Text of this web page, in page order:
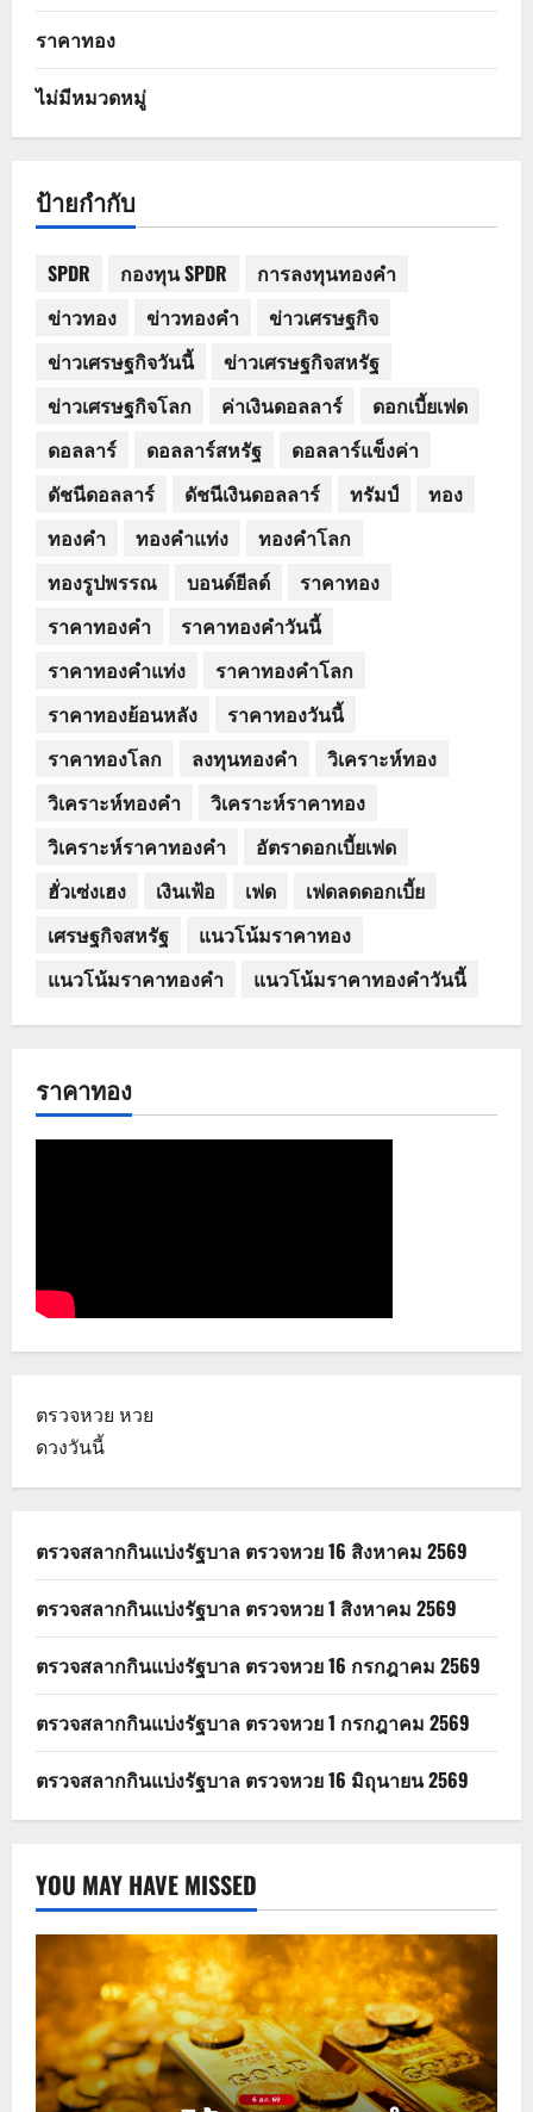
ราคาทอง
ไม่มีหมวดหมู่
ป้ายกำกับ
SPDR กองทุน SPDR
การลงทุนทองคำ
ข่าวทอง
ข่าวทองคำ
ข่าวเศรษฐกิจ
ข่าวเศรษฐกิจวันนี้
ข่าวเศรษฐกิจสหรัฐ
ข่าวเศรษฐกิจโลก
ค่าเงินดอลลาร์
ดอกเบี้ยเฟด
ดอลลาร์
ดอลลาร์สหรัฐ
ดอลลาร์แข็งค่า
ดัชนีดอลลาร์
ดัชนีเงินดอลลาร์ ทรัมป์
ทอง
ทองคำ
ทองคำแท่ง
ทองคำโลก
ทองรูปพรรณ
บอนด์ยีลด์
ราคาทอง
ราคาทองคำ
ราคาทองคำวันนี้
ราคาทองคำแท่ง
ราคาทองคำโลก
ราคาทองย้อนหลัง
ราคาทองวันนี้
ราคาทองโลก
ลงทุนทองคำ
วิเคราะห์ทอง
วิเคราะห์ทองคำ
วิเคราะห์ราคาทอง
วิเคราะห์ราคาทองคำ
อัตราดอกเบี้ยเฟด
ฮั่วเซ่งเฮง
เงินเฟ้อ เฟด
เฟดลดดอกเบี้ย
เศรษฐกิจสหรัฐ
แนวโน้มราคาทอง
แนวโน้มราคาทองคำ
แนวโน้มราคาทองคำวันนี้
ราคาทอง
ตรวจหวย หวย
ดวงวันนี้
ตรวจสลากกินแบ่งรัฐบาล ตรวจหวย 16 สิงหาคม 2569
ตรวจสลากกินแบ่งรัฐบาล ตรวจหวย 1 สิงหาคม 2569
ตรวจสลากกินแบ่งรัฐบาล ตรวจหวย 16 กรกฎาคม 2569
ตรวจสลากกินแบ่งรัฐบาล ตรวจหวย 1 กรกฎาคม 2569
ตรวจสลากกินแบ่งรัฐบาล ตรวจหวย 16 มิถุนายน 2569
YOU MAY HAVE MISSED